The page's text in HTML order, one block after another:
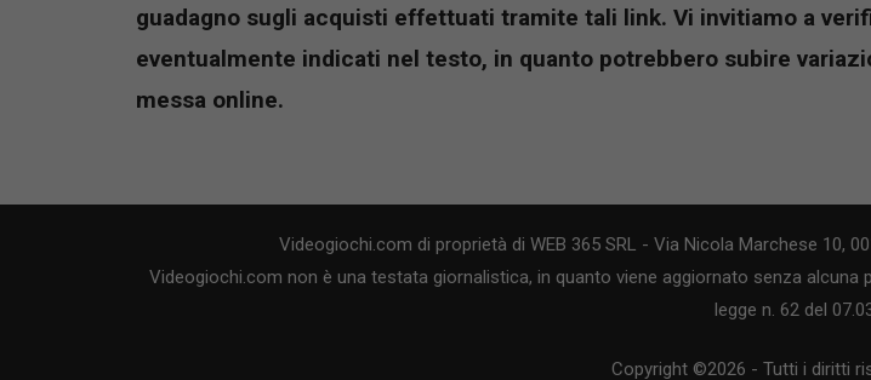
guadagno sugli acquisti effettuati tramite tali link. Vi invitiamo a
eventualmente indicati nel testo, in quanto potrebbero subire
messa online.
Videogiochi.com di proprietà di WEB 365 SRL - Via Nicola Marchese 10,
Videogiochi.com non è una testata giornalistica, in quanto viene aggiornato senza
legge n. 62 del
Copyright ©2026 - Tutti i diritti